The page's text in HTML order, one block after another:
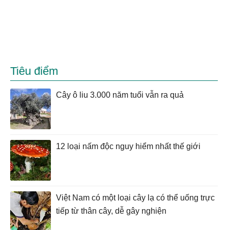
Tiêu điểm
Cây ô liu 3.000 năm tuổi vẫn ra quả
12 loại nấm độc nguy hiểm nhất thế giới
Việt Nam có một loại cây lạ có thể uống trực
tiếp từ thân cây, dễ gây nghiện